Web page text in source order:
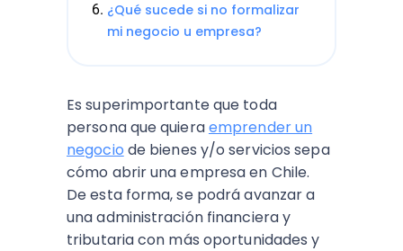
¿Qué sucede si no formalizar
mi negocio u empresa?
Es superimportante que toda
persona que quieraemprender un
negocio de bienes y/o servicios sepa
cómo abrir una empresa en Chile.
De esta forma, se podrá avanzar a
una administración financiera y
tributaria con más oportunidades y